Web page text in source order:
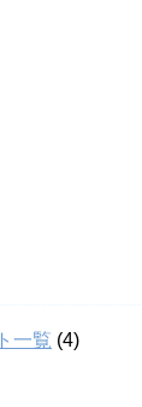
一覧 (4)